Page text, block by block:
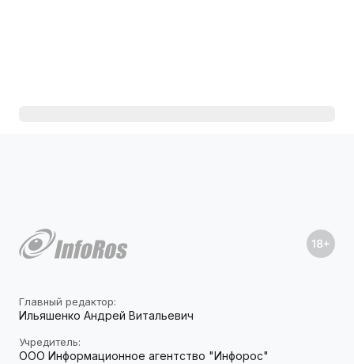
Главный редактор:
Ильяшенко Андрей Витальевич
Учредитель:
ООО Информационное агентство "Инфорос"